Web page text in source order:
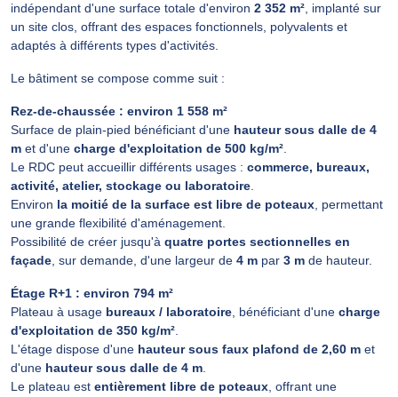
indépendant d'une surface totale d'environ 2 352 m² , implanté sur
un site clos, offrant des espaces fonctionnels, polyvalents et
adaptés à différents types d'activités.
Le bâtiment se compose comme suit :
Rez-de-chaussée : environ 1 558 m²
Surface de plain-pied bénéficiant d'une hauteur sous dalle de 4
m et d'une charge d'exploitation de 500 kg/m²
Le RDC peut accueillir différents usages : commerce, bureaux,
activité, atelier, stockage ou laboratoire
Environ la moitié de la surface est libre de poteaux , permettant
une grande flexibilité d'aménagement.
Possibilité de créer jusqu'à quatre portes sectionnelles en
façade , sur demande, d'une largeur de 4 m par 3 m de hauteur.
Étage R+1 : environ 794 m²
Plateau à usage bureaux / laboratoire , bénéficiant d'une charge
d'exploitation de 350 kg/m²
L'étage dispose d'une hauteur sous faux plafond de 2,60 m et
d'une hauteur sous dalle de 4 m
Le plateau est entièrement libre de poteaux , offrant une